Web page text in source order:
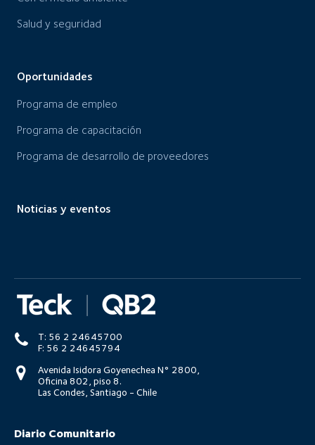
Salud y seguridad
Oportunidades
Programa de empleo
Programa de capacitación
Programa de desarrollo de proveedores
Noticias y eventos
T: 56 2 24645700
F: 56 2 24645794
Avenida Isidora Goyenechea N° 2800,
Oficina 802, piso 8.
Las Condes, Santiago - Chile
Diario Comunitario